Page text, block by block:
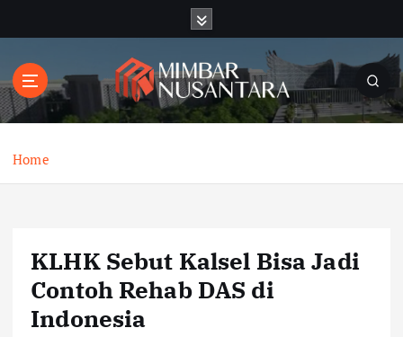
t
o
Home
KLHK Sebut Kalsel Bisa Jadi
Contoh Rehab DAS di
Indonesia